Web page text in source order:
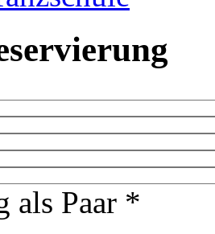
als Paar *